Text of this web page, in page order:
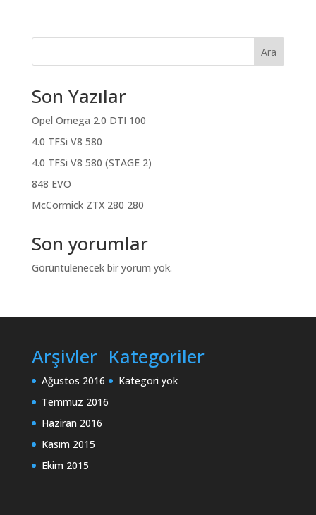
Ara
Son Yazılar
Opel Omega 2.0 DTI 100
4.0 TFSi V8 580
4.0 TFSi V8 580 (STAGE 2)
848 EVO
McCormick ZTX 280 280
Son yorumlar
Görüntülenecek bir yorum yok.
Arşivler
Ağustos 2016
Temmuz 2016
Haziran 2016
Kasım 2015
Ekim 2015
Kategoriler
Kategori yok